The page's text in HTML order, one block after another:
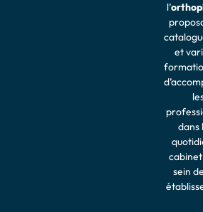
l’o
et
dans
sein